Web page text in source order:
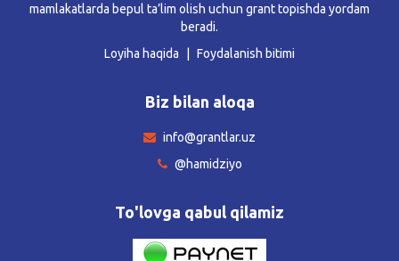
mamlakatlarda bepul ta’lim olish uchun grant topishda yordam
beradi.
Loyiha haqida
Foydalanish bitimi
Biz bilan aloqa
info@grantlar.uz
@hamidziyo
To'lovga qabul qilamiz